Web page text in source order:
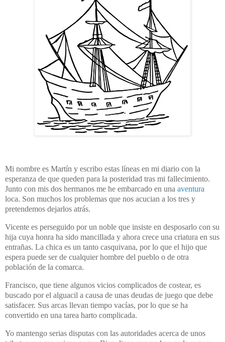
Mi nombre es Martín y escribo estas líneas en mi diario con la
esperanza de que queden para la posteridad tras mi fallecimiento.
Junto con mis dos hermanos me he embarcado en una aventura
loca. Son muchos los problemas que nos acucian a los tres y
pretendemos dejarlos atrás.
Vicente es perseguido por un noble que insiste en desposarlo con su
hija cuya honra ha sido mancillada y ahora crece una criatura en sus
entrañas. La chica es un tanto casquivana, por lo que el hijo que
espera puede ser de cualquier hombre del pueblo o de otra
población de la comarca.
Francisco, que tiene algunos vicios complicados de costear, es
buscado por el alguacil a causa de unas deudas de juego que debe
satisfacer. Sus arcas llevan tiempo vacías, por lo que se ha
convertido en una tarea harto complicada.
Yo mantengo serias disputas con las autoridades acerca de unos